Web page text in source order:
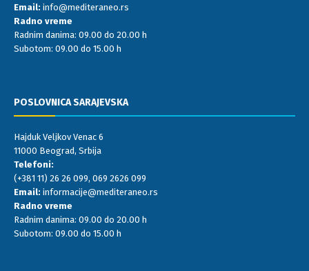
Email: info@mediteraneo.rs
Radno vreme
Radnim danima: 09.00 do 20.00 h
Subotom: 09.00 do 15.00 h
POSLOVNICA SARAJEVSKA
Hajduk Veljkov Venac 6
11000 Beograd, Srbija
Telefoni:
(+381 11) 26 26 099, 069 2626 099
Email: informacije@mediteraneo.rs
Radno vreme
Radnim danima: 09.00 do 20.00 h
Subotom: 09.00 do 15.00 h